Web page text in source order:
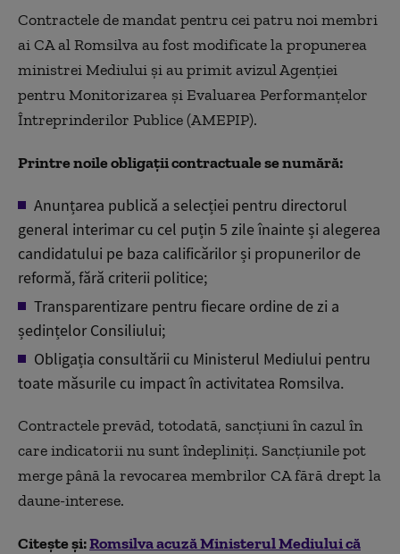
Contractele de mandat pentru cei patru noi membri
ai CA al Romsilva au fost modificate la propunerea
ministrei Mediului și au primit avizul Agenției
pentru Monitorizarea și Evaluarea Performanțelor
Întreprinderilor Publice (AMEPIP).
Printre noile obligații contractuale se numără:
Anunțarea publică a selecției pentru directorul
general interimar cu cel puțin 5 zile înainte și alegerea
candidatului pe baza calificărilor și propunerilor de
reformă, fără criterii politice;
Transparentizare pentru fiecare ordine de zi a
ședințelor Consiliului;
Obligația consultării cu Ministerul Mediului pentru
toate măsurile cu impact în activitatea Romsilva.
Contractele prevăd, totodată, sancțiuni în cazul în
care indicatorii nu sunt îndepliniți. Sancțiunile pot
merge până la revocarea membrilor CA fără drept la
daune-interese.
Citește și:Romsilva acuză Ministerul Mediului că